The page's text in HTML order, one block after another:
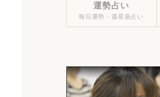
運勢占い
毎日運勢・週星座占い